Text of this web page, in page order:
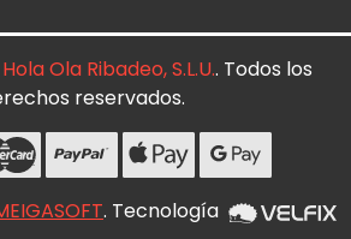
Hola Ola Ribadeo, S.L.U.. Todos los
reservados.
. Tecnología